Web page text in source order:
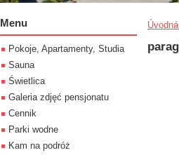
Menu
Pokoje, Apartamenty, Studia
Sauna
Świetlica
Galeria zdjęć pensjonatu
Cennik
Parki wodne
Kam na podróż